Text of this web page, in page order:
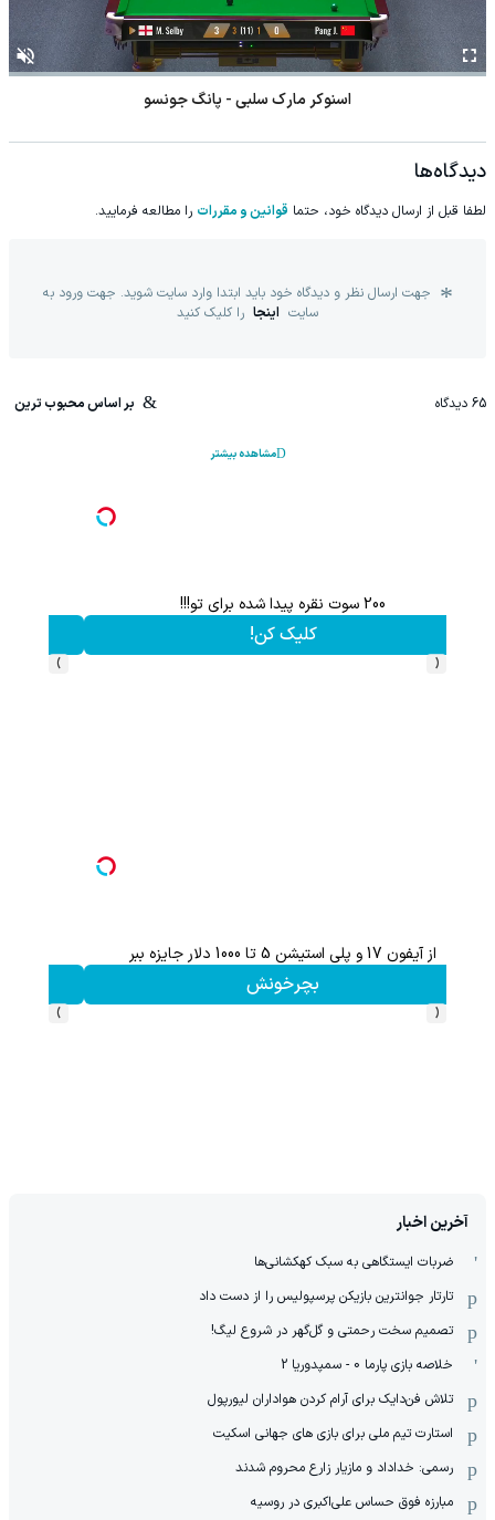
اسنوکر مارک سلبی - پانگ جونسو
دیدگاه‌ها
لطفا قبل از ارسال دیدگاه خود، حتما قوانین و مقررات را مطالعه فرمایید.
جهت ارسال نظر و دیدگاه خود باید ابتدا وارد سایت شوید. جهت ورود به
سایت اینجا را کلیک کنید
65 دیدگاه بر اساس محبوب ترین
مشاهده بیشتر
با خرید اول از گریم 200 سوت هدیه بگیر
کلیک کن!
‹
›
ثبت نام کن؛خرید کن؛نقره ببر
کلیک کن!
‹
›
آخرین اخبار
ضربات ایستگاهی به سبک کهکشانی‌ها
تارتار جوانترین بازیکن پرسپولیس را از دست داد
تصمیم سخت رحمتی و گل‌گهر در شروع لیگ!
خلاصه بازی پارما 0 - سمپدوریا 2
تلاش فن‌دایک برای آرام کردن هواداران لیورپول
استارت تیم ملی برای بازی های جهانی اسکیت
رسمی: خداداد و مازیار زارع محروم شدند
مبارزه فوق حساس علی‌اکبری در روسیه